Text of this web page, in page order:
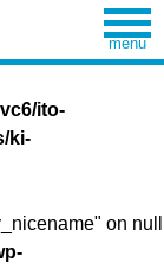
ito-
ki-
on null